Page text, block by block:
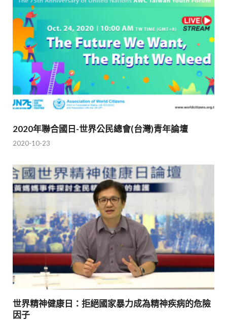
2020年聯合國日-世界公民總會(台灣)青年論壇
2020-10-23
世界精神健康日：拒絕國家暴力成為精神疾病的危險
因子